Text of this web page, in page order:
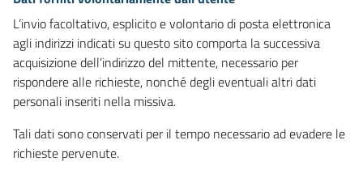
L’invio facoltativo, esplicito e volontario di posta elettronica
agli indirizzi indicati su questo sito comporta la successiva
acquisizione dell’indirizzo del mittente, necessario per
rispondere alle richieste, nonché degli eventuali altri dati
personali inseriti nella missiva.
Tali dati sono conservati per il tempo necessario ad evadere le
richieste pervenute.